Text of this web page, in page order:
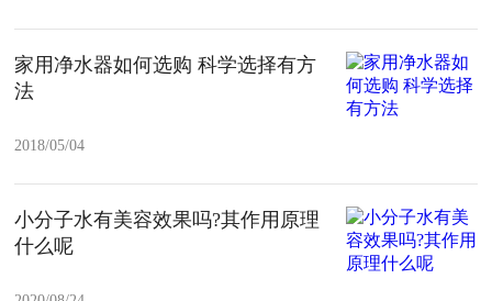
家用净水器如何选购 科学选择有方
法
2018/05/04
小分子水有美容效果吗?其作用原理
什么呢